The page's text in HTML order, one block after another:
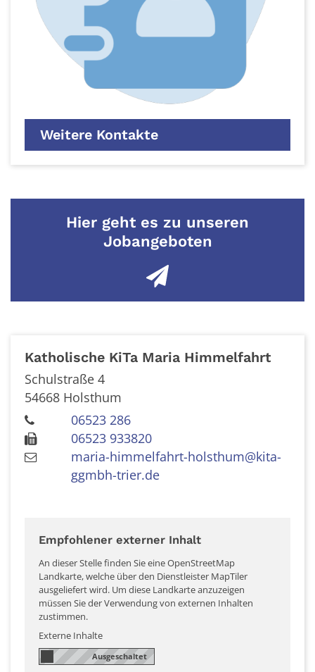
Weitere Kontakte
Hier geht es zu unseren
Jobangeboten
Katholische KiTa Maria Himmelfahrt
Schulstraße 4
54668 Holsthum
06523 286
06523 933820
maria-himmelfahrt-holsthum@kita-
ggmbh-trier.de
Empfohlener externer Inhalt
An dieser Stelle finden Sie eine OpenStreetMap
Landkarte, welche über den Dienstleister MapTiler
ausgeliefert wird. Um diese Landkarte anzuzeigen
müssen Sie der Verwendung von externen Inhalten
zustimmen.
Externe Inhalte